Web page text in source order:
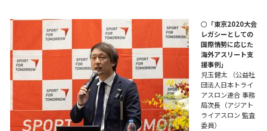
〇 「東京2020大会
レガシーとしての
国際情勢に応じた
海外アスリート支
援事例」
児玉健太 （公益社
団法人日本トライ
アスロン連合 事務
局次長（アジアト
ライアスロン 監査
委員）